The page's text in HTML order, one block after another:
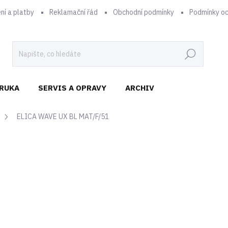
a platby Reklamační řád Obchodní podmínky Podmínky
Hledat
SERVIS A OPRAVY ARCHIV
ELICA WAVE UX BL MAT/F/51